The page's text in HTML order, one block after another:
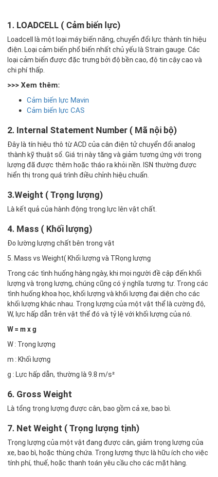
1. LOADCELL ( Cảm biến lực)
Loadcell là một loại máy biến năng, chuyển đổi lực thành tín hiệu
điện. Loại cảm biến phổ biến nhất chủ yếu là Strain gauge. Các
loại cảm biến được đặc trưng bởi độ bền cao, độ tin cậy cao và
chi phí thấp.
>>> Xem thêm:
Cảm biến lực Mavin
Cảm biến lực CAS
2. Internal Statement Number ( Mã nội bộ)
Đây là tín hiệu thô từ ACD của cân điện tử chuyển đổi analog
thành kỹ thuật số. Giá trị này tăng và giảm tương ứng với trọng
lượng đã được thêm hoặc tháo ra khỏi nền. ISN thường được
hiển thị trong quá trình điều chỉnh hiệu chuẩn.
3.Weight ( Trọng lượng)
Là kết quả của hành động trọng lực lên vật chất.
4. Mass ( Khối lượng)
Đo lường lượng chất bên trong vật
5. Mass vs Weight( Khối lượng và TRọng lượng
Trong các tình huống hàng ngày, khi mọi người đề cập đến khối
lượng và trọng lượng, chúng cũng có ý nghĩa tương tự. Trong các
tình huống khoa học, khối lượng và khối lượng đại diện cho các
khối lượng khác nhau. Trọng lượng của một vật thể là cường độ,
W, lực hấp dẫn trên vật thể đó và tỷ lệ với khối lượng của nó.
W = m x g
W : Trọng lượng
m : Khối lượng
g : Lực hấp dẫn, thường là 9.8 m/s²
6. Gross Weight
Là tổng trọng lượng được cân, bao gồm cả xe, bao bì.
7. Net Weight ( Trọng lượng tịnh)
Trọng lượng của một vật đang được cân, giảm trọng lượng của
xe, bao bì, hoặc thùng chứa. Trọng lượng thực là hữu ích cho việc
tính phí, thuế, hoặc thanh toán yêu cầu cho các mặt hàng.